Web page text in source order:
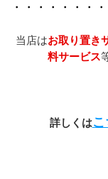
・・・・・・・
当店はお取り置き
料サービス
詳しくはこ